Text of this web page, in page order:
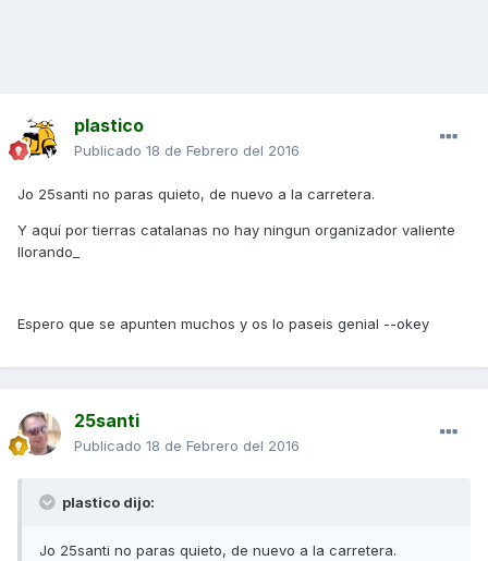
plastico
Publicado 18 de Febrero del 2016
Jo 25santi no paras quieto, de nuevo a la carretera.
Y aquí por tierras catalanas no hay ningun organizador valiente
llorando_
Espero que se apunten muchos y os lo paseis genial --okey
25santi
Publicado 18 de Febrero del 2016
plastico dijo:
Jo 25santi no paras quieto, de nuevo a la carretera.